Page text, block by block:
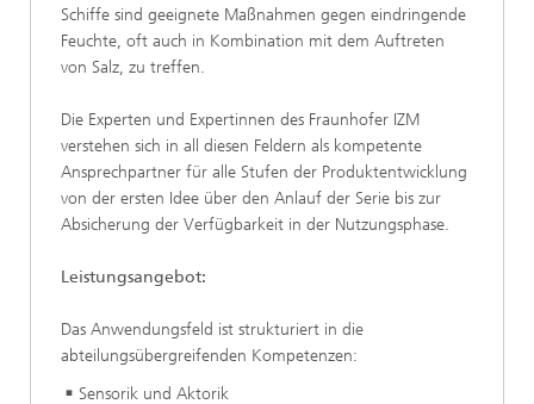
Schiffe sind geeignete Maßnahmen gegen eindringende
Feuchte, oft auch in Kombination mit dem Auftreten
von Salz, zu treffen.
Die Experten und Expertinnen des Fraunhofer IZM
verstehen sich in all diesen Feldern als kompetente
Ansprechpartner für alle Stufen der Produktentwicklung
von der ersten Idee über den Anlauf der Serie bis zur
Absicherung der Verfügbarkeit in der Nutzungsphase.
Leistungsangebot:
Das Anwendungsfeld ist strukturiert in die
abteilungsübergreifenden Kompetenzen:
Sensorik und Aktorik